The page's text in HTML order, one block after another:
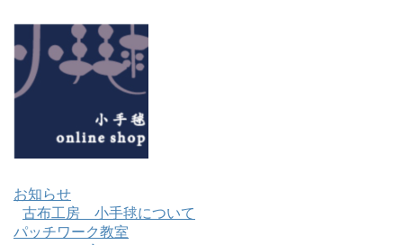
お知らせ
古布工房 小手毬について
パッチワーク教室